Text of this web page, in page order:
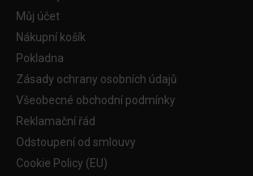
Můj účet
Nákupní košík
Pokladna
Zásady ochrany osobních údajů
Všeobecné obchodní podmínky
Reklamační řád
Odstoupení od smlouvy
Cookie Policy (EU)